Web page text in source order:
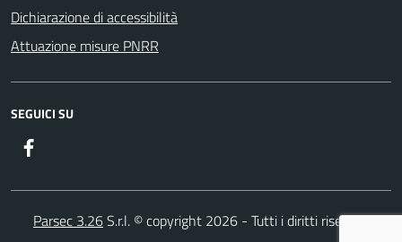
Dichiarazione di accessibilità
Attuazione misure PNRR
SEGUICI SU
Parsec 3.26S.r.l. © copyright 2026 - Tutti i diritti riservati